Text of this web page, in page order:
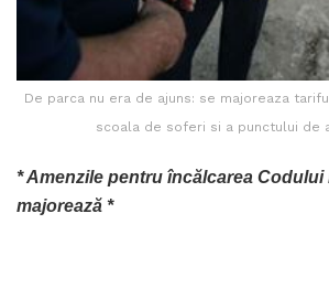
De parca nu era de ajuns: se majoreaza
scoala de soferi si a punctului de
* Amenzile pentru încălcarea Codului
majorează *